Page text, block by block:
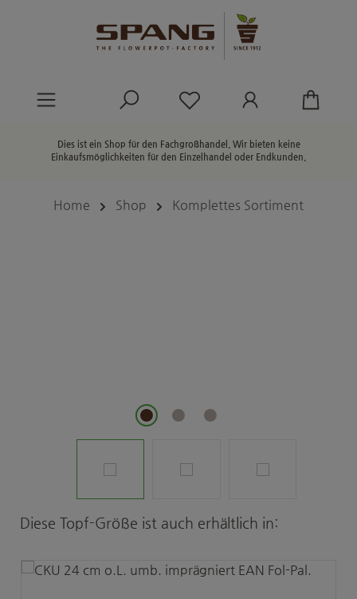
Du hast 0 Produkte
Dies ist ein Shop für den Fachgroßhandel. Wir bieten keine
Einkaufsmöglichkeiten für den Einzelhandel oder Endkunden.
Home Shop Komplettes Sortiment
Produktgalerie überspringen
Diese Topf-Größe ist auch erhältlich in: